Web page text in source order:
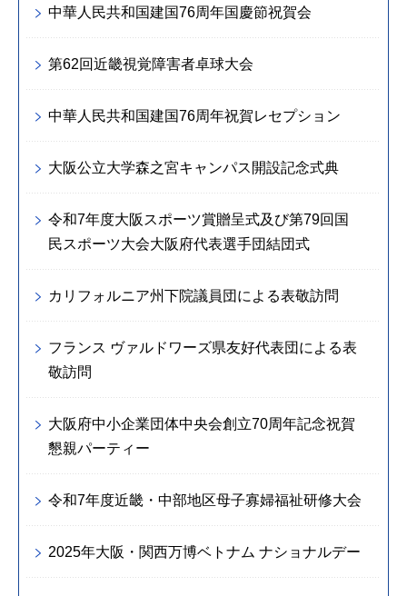
中華人民共和国建国76周年国慶節祝賀会
第62回近畿視覚障害者卓球大会
中華人民共和国建国76周年祝賀レセプション
大阪公立大学森之宮キャンパス開設記念式典
令和7年度大阪スポーツ賞贈呈式及び第79回国
民スポーツ大会大阪府代表選手団結団式
カリフォルニア州下院議員団による表敬訪問
フランス ヴァルドワーズ県友好代表団による表
敬訪問
大阪府中小企業団体中央会創立70周年記念祝賀
懇親パーティー
令和7年度近畿・中部地区母子寡婦福祉研修大会
2025年大阪・関西万博ベトナム ナショナルデー